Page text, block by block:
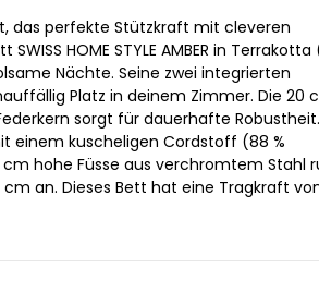
das perfekte Stützkraft mit cleveren
HOME STYLE AMBER in Terrakotta
Nächte. Seine zwei integrierten
Platz in deinem Zimmer. Die 20
sorgt für dauerhafte
einem kuscheligen Cordstoff (88 %
cm hohe Füsse aus verchromtem Stahl
an. Dieses Bett hat eine Tragkraft